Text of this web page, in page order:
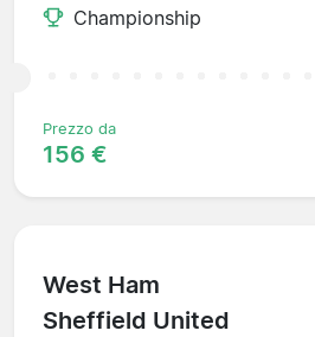
Championship
Prezzo da
156 €
West Ham
Sheffield United